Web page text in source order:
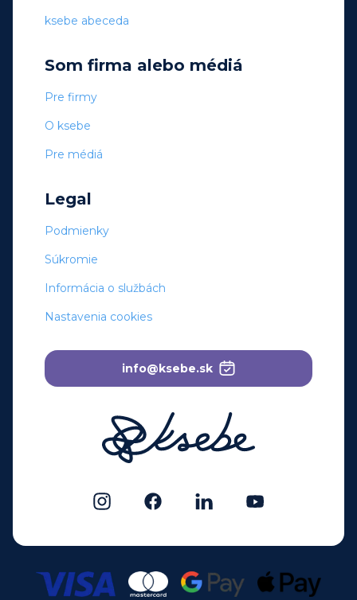
ksebe abeceda
Som firma alebo médiá
Pre firmy
O ksebe
Pre médiá
Legal
Podmienky
Súkromie
Informácia o službách
Nastavenia cookies
info@ksebe.sk